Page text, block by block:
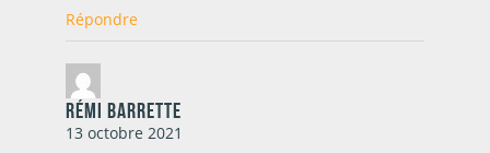
Répondre
Rémi Barrette
13 octobre 2021